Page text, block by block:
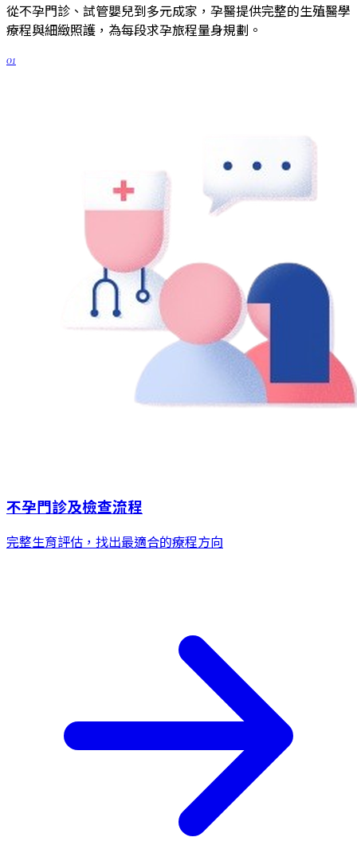
從不孕門診、試管嬰兒到多元成家，孕醫提供完整的生殖醫學
療程與細緻照護，為每段求孕旅程量身規劃。
01
不孕門診及檢查流程
完整生育評估，找出最適合的療程方向